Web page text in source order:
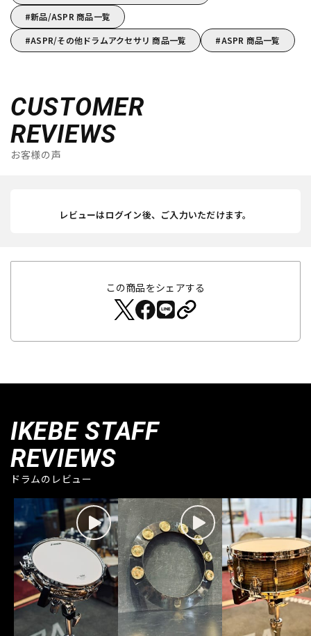
新品/ASPR 商品一覧
ASPR/その他ドラムアクセサリ 商品一覧
ASPR 商品一覧
CUSTOMER
REVIEWS
お客様の声
レビューはログイン後、ご入力いただけます。
この商品をシェアする
IKEBE STAFF
REVIEWS
ドラムのレビュー